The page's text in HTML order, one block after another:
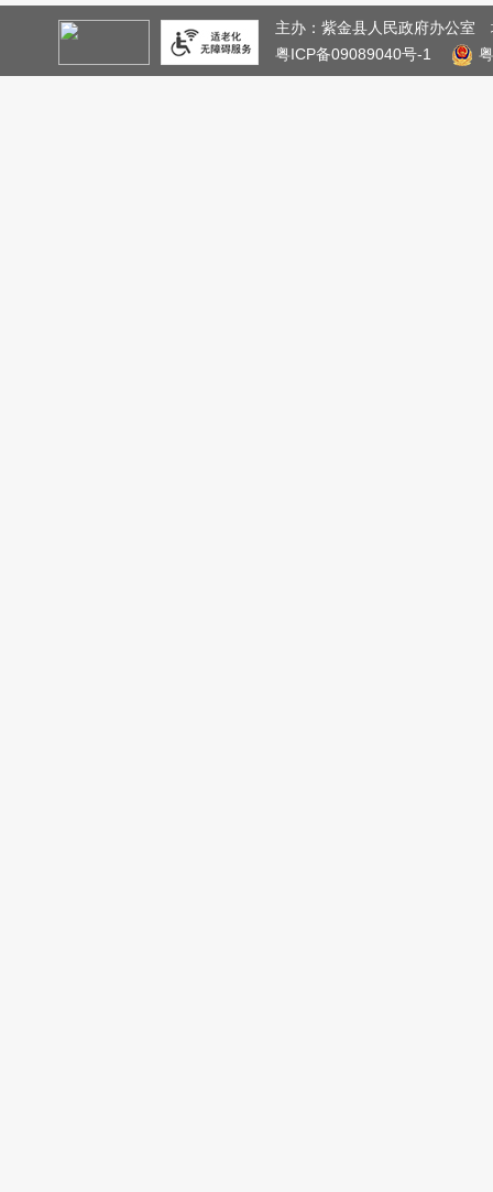
紫金县工会第十四次代表大会开幕
3. 紫金县开展“文明交通 安全出行”文明实践
主办：紫金县人民政府办公室
粤ICP备09089040号-1